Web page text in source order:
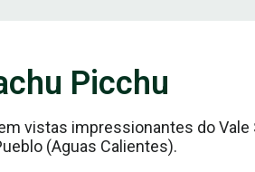
Picchu
vistas impressionantes do Vale
(Aguas Calientes).